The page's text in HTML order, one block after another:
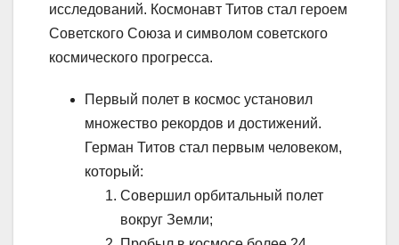
исследований. Космонавт Титов стал героем
Советского Союза и символом советского
космического прогресса.
Первый полет в космос установил
множество рекордов и достижений.
Герман Титов стал первым человеком,
который:
Совершил орбитальный полет
вокруг Земли;